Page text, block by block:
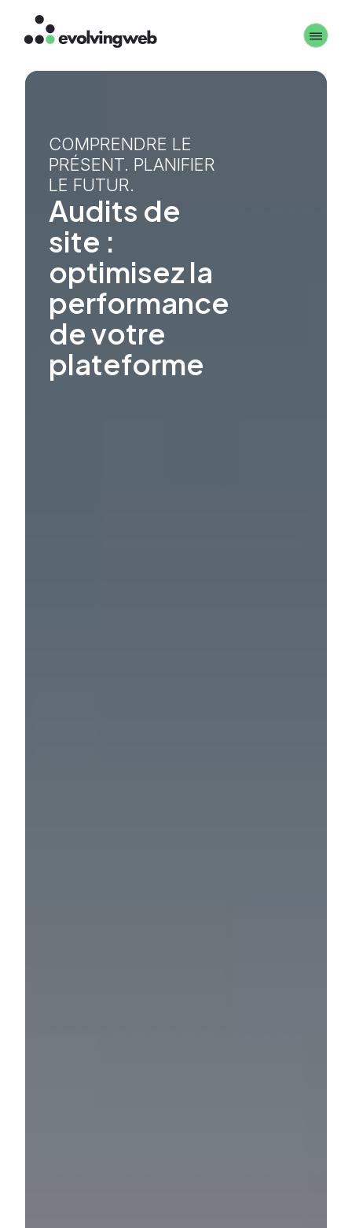
Aller
contenu
COMPRENDRE LE
PRÉSENT. PLANIFIER
LE FUTUR.
Audits de
site :
optimisez la
performance
de votre
plateforme